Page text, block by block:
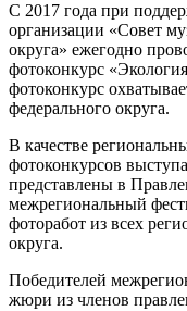
С 2017 года при
организации «Совет
округа» ежегодно
фотоконкурс
фотоконкурс
федерального округа.
В качестве
фотоконкурсов
представлены в
межрегиональный
фоторабот из всех
округа.
Победителей
жюри из членов